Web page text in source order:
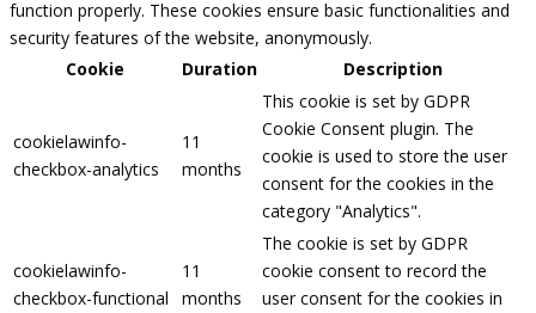
function properly. These cookies ensure basic functionalities and
security features of the website, anonymously.
Cookie
Duration Description
cookielawinfo-
checkbox-analytics
11
months
This cookie is set by GDPR
Cookie Consent plugin. The
cookie is used to store the user
consent for the cookies in the
category "Analytics".
cookielawinfo-
checkbox-functional
11
months
The cookie is set by GDPR
cookie consent to record the
user consent for the cookies in